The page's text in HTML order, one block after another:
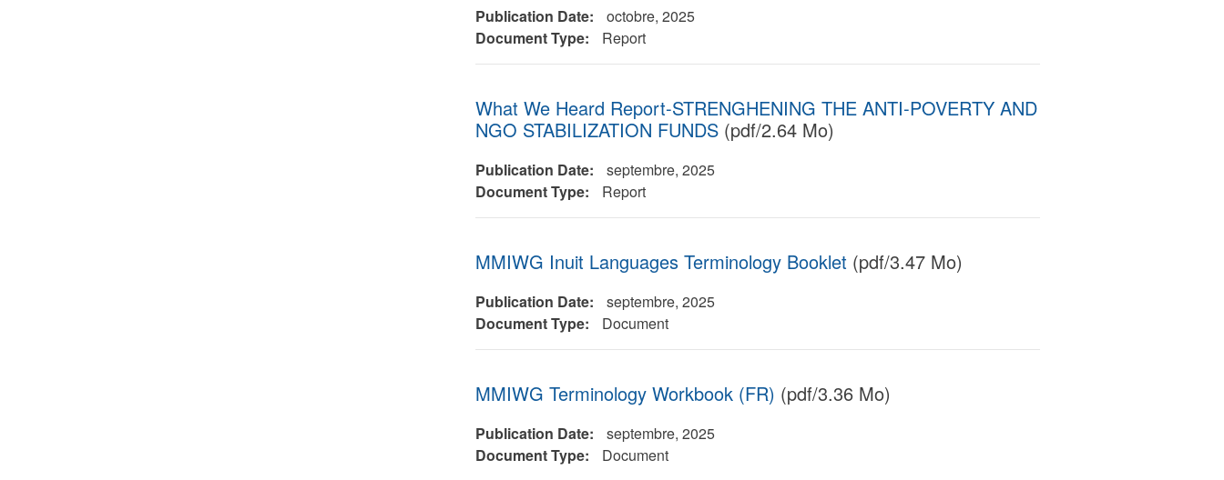
Publication Date:
octobre, 2025
Document Type:
Report
What We Heard Report-STRENGHENING THE ANTI-POVERTY AND
NGO STABILIZATION FUNDS(pdf/2.64 Mo)
Publication Date:
septembre, 2025
Document Type:
Report
MMIWG Inuit Languages Terminology Booklet (pdf/3.47 Mo)
Publication Date:
septembre, 2025
Document Type:
Document
MMIWG Terminology Workbook (FR) (pdf/3.36 Mo)
Publication Date:
septembre, 2025
Document Type:
Document